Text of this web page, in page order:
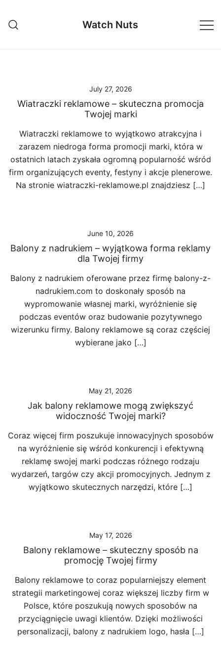
content
Watch Nuts
July 27, 2026
Wiatraczki reklamowe – skuteczna promocja
Twojej marki
Wiatraczki reklamowe to wyjątkowo atrakcyjna i
zarazem niedroga forma promocji marki, która w
ostatnich latach zyskała ogromną popularność wśród
firm organizujących eventy, festyny i akcje plenerowe.
Na stronie wiatraczki-reklamowe.pl znajdziesz […]
June 10, 2026
Balony z nadrukiem – wyjątkowa forma reklamy
dla Twojej firmy
Balony z nadrukiem oferowane przez firmę balony-z-
nadrukiem.com to doskonały sposób na
wypromowanie własnej marki, wyróżnienie się
podczas eventów oraz budowanie pozytywnego
wizerunku firmy. Balony reklamowe są coraz częściej
wybierane jako […]
May 21, 2026
Jak balony reklamowe mogą zwiększyć
widoczność Twojej marki?
Coraz więcej firm poszukuje innowacyjnych sposobów
na wyróżnienie się wśród konkurencji i efektywną
reklamę swojej marki podczas różnego rodzaju
wydarzeń, targów czy akcji promocyjnych. Jednym z
wyjątkowo skutecznych narzędzi, które […]
May 17, 2026
Balony reklamowe – skuteczny sposób na
promocję Twojej firmy
Balony reklamowe to coraz popularniejszy element
strategii marketingowej coraz większej liczby firm w
Polsce, które poszukują nowych sposobów na
przyciągnięcie uwagi klientów. Dzięki możliwości
personalizacji, balony z nadrukiem logo, hasła […]